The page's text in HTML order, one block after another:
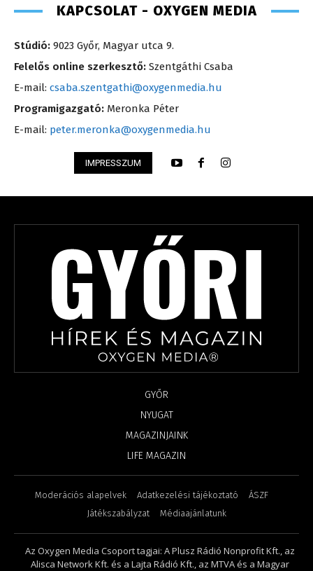
KAPCSOLAT - OXYGEN MEDIA
Stúdió: 9023 Győr, Magyar utca 9.
Felelős online szerkesztő: Szentgáthi Csaba
E-mail: csaba.szentgathi@oxygenmedia.hu
Programigazgató: Meronka Péter
E-mail: peter.meronka@oxygenmedia.hu
IMPRESSZUM
GYŐR
NYUGAT
MAGAZINJAINK
LIFE MAGAZIN
Moderációs alapelvek Adatkezelési tájékoztató
ÁSZF
Játékszabályzat
Médiaajánlatunk
Az Oxygen Media Csoport tagjai: A Plusz Rádió Nonprofit Kft., az
Alisca Network Kft. és a Lajta Rádió Kft., az MTVA és a Magyar